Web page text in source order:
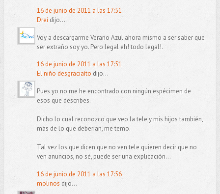
16 de junio de 2011 a las 17:51
Drei dijo...
Voy a descargarme Verano Azul ahora mismo a ser saber que
ser extraño soy yo. Pero legal eh! todo legal!.
16 de junio de 2011 a las 17:51
El niño desgraciaíto dijo...
Pues yo no me he encontrado con ningún espécimen de
esos que describes.
Dicho lo cual reconozco que veo la tele y mis hijos también,
más de lo que deberían, me temo.
Tal vez los que dicen que no ven tele quieren decir que no
ven anuncios, no sé, puede ser una explicación...
16 de junio de 2011 a las 17:56
molinos dijo...